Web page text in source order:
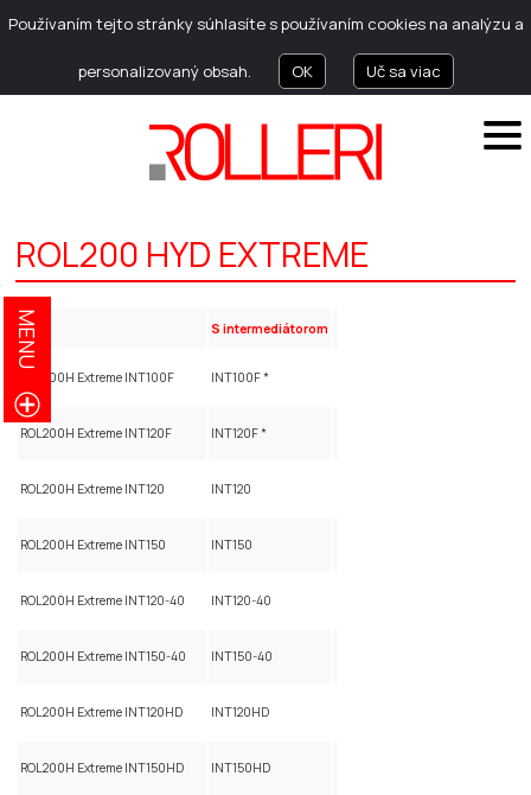
Používaním tejto stránky súhlasíte s používaním cookies na analýzu a
personalizovaný obsah. OK Uč sa viac
ROL200 HYD EXTREME
kód S intermediátorom
ROL200H Extreme INT100F INT100F *
ROL200H Extreme INT120F INT120F *
ROL200H Extreme INT120 INT120
ROL200H Extreme INT150 INT150
ROL200H Extreme INT120-40 INT120-40
ROL200H Extreme INT150-40 INT150-40
ROL200H Extreme INT120HD INT120HD
ROL200H Extreme INT150HD INT150HD
MENU